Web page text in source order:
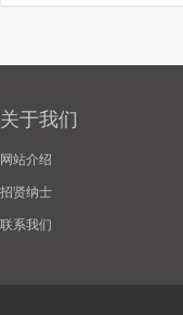
关于我们
网站介绍
招贤纳士
联系我们